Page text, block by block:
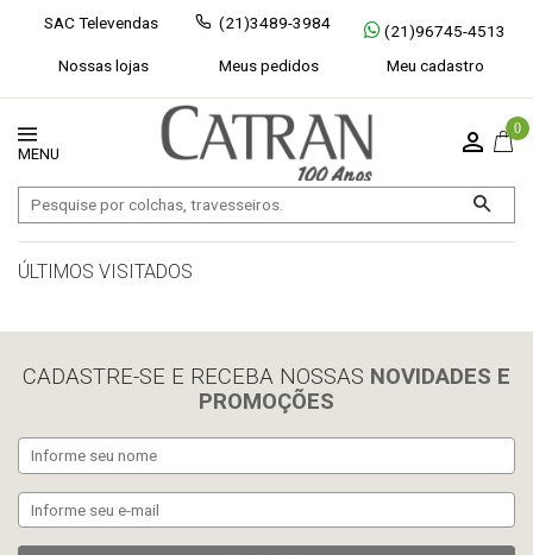
SAC Televendas (21)3489-3984
(21)96745-4513
Nossas lojas
Meus pedidos Meu cadastro
0
Exibir todos Fechar [×]
ÚLTIMOS VISITADOS
CADASTRE-SE E RECEBA NOSSAS NOVIDADES E
PROMOÇÕES